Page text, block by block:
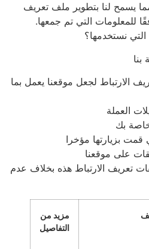
يسمح لنا بتطوير ملف تعريف
للمعلومات التي تم جمعها.
نستخدمها؟
الارتباط لجعل موقعنا يعمل بما
العملة
بك
بزيارتها مؤخرا
على موقعنا
تعريف الارتباط هذه بخلاف عدم
مزيد من
التفاصيل